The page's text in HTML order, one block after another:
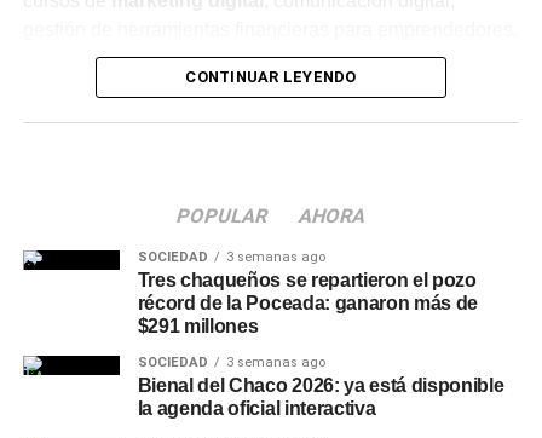
responsabilidad y pensando en el bienestar de los
propios estudiantes.
trabajo digital en entornos colaborativos y refacciones
24 de agosto
Lasinscripcionesa los cursos gratuitos permanecen
abiertas hasta el 24 de agosto, con cupos limitados para
cada capacitación. Desde el Municipio remarcaron que
se trata de una oportunidad para sumar herramientas
digitales y financieras que faciliten tanto la búsqueda de
empleo como el desarrollo de un emprendimiento propio.
CONTINUAR LEYENDO
POPULAR AHORA
SOCIEDAD 3 semanas ago
Tres chaqueños se repartieron el pozo
récord de la Poceada: ganaron más de
$291 millones
SOCIEDAD 3 semanas ago
Bienal del Chaco 2026: ya está disponible
la agenda oficial interactiva